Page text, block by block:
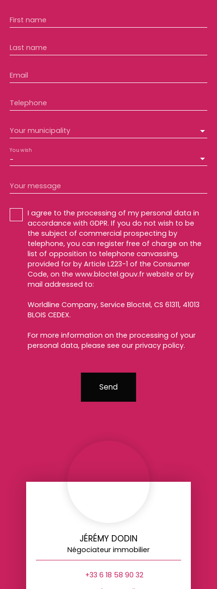
First name
Last name
Email
Telephone
Your municipality
-
You wish
Your message
I agree to the processing of my personal data in
accordance with GDPR. If you do not wish to be
the subject of commercial prospecting by
telephone, you can register free of charge on the
list of opposition to telephone canvassing,
provided for by Article L223-1 of the Consumer
Code, on the www.bloctel.gouv.fr website or by
mail addressed to:
Worldline Company, Service Bloctel, CS 61311, 41013
BLOIS CEDEX.
For more information on the processing of your
personal data, please see our privacy policy.
Send
JÉRÉMY DODIN
Négociateur immobilier
+33 6 18 58 90 32